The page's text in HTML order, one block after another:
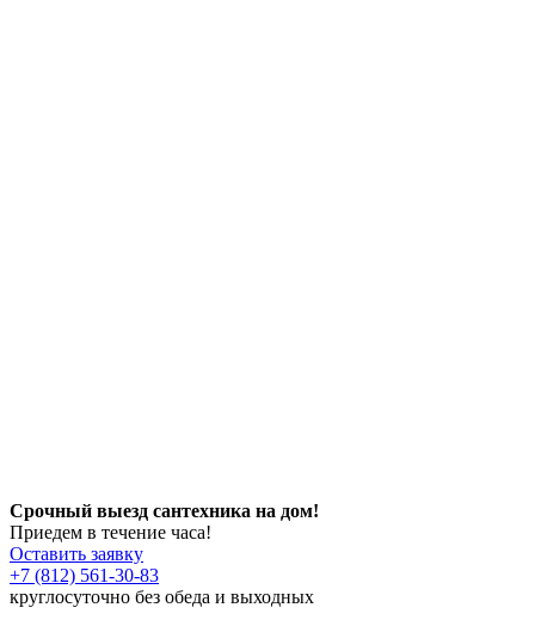
Срочный выезд сантехника на дом!
Приедем в течение часа!
Оставить заявку
+7 (812) 561-30-83
круглосуточно без обеда и выходных